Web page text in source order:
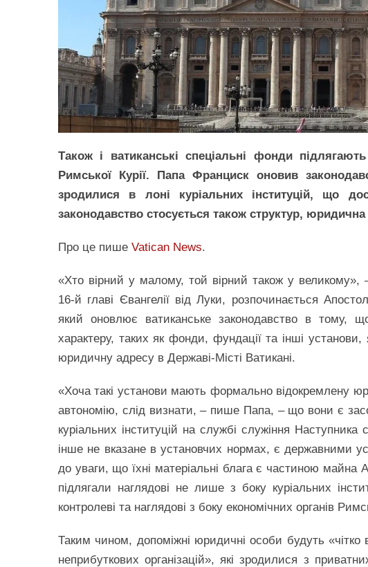
Також і ватиканські спеціальні фонди
Римської Курії. Папа Франциск оновив
зродилися в лоні куріальних інституцій, що
законодавство стосується також структур,
Про це пише Vatican News.
«Хто вірний у малому, той вірний також у
16-й главі Євангелії від Луки, розпочинається
який оновлює ватиканське законодавство в тому,
характеру, таких як фонди, фундації та інші
юридичну адресу в Державі-Місті Ватикані.
«Хоча такі установи мають формально відокремлену
автономію, слід визнати, – пише Папа, – що вони є
куріальних інституцій на службі служіння
інше не вказане в установчих нормах, є державними
до уваги, що їхні матеріальні блага є частиною майна
підлягали наглядові не лише з боку куріальних
контролеві та наглядові з боку економічних органів
Таким чином, допоміжні юридичні особи будуть «чітко
неприбуткових організацій», які зродилися з